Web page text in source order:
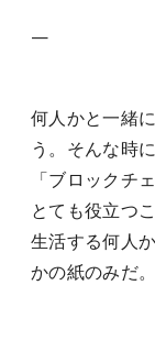
—
何人かと一緒
う。そんな時
「ブロックチ
とても役立つ
生活する何人
かの紙のみだ。